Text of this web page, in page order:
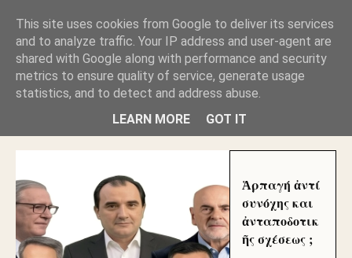
ΑΥΤΟΧΘΟΝΕΣ ΜΟΥ ΕΚΛΕΙΣΑΝ ΤΑ ΣΟΣΙΑΛ ΚΑΙ
ΦΙΜΩΣΑΝ ΤΟ SITE. ΟΙ ΧΙΛΙΑΔΕΣ ΜΙΚΡΟΕΠΕΝΔΥΤΕΣ
ΕΠΕΝΔΥΣΑΤΕ ΓΙΑ ΛΕΗΛΑΣΙΑ ΚΑΙ ΕΓΚΛΗΜΑ ?
ΓΛΥΦΑΔΑ WEB |ΟΙ ΜΕΓΑΛΟΙ ΚΛΕΠΤΑΙ ΑΠΟ ΤΟ
ΜΙΚΡΟΝ ΑΠΑΓΟΥΣΙ
Ἁρπαγή ἀντί
συνόχης και
ἀνταποδοτικ
ῆς σχέσεως ;
This site uses cookies from Google to deliver its services
and to analyze traffic. Your IP address and user-agent are
shared with Google along with performance and security
metrics to ensure quality of service, generate usage
statistics, and to detect and address abuse.
LEARN MORE
GOT IT